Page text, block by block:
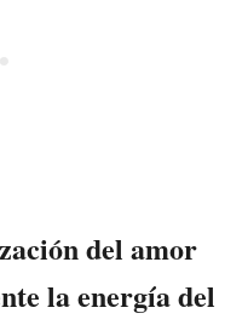
del amor
la energía del